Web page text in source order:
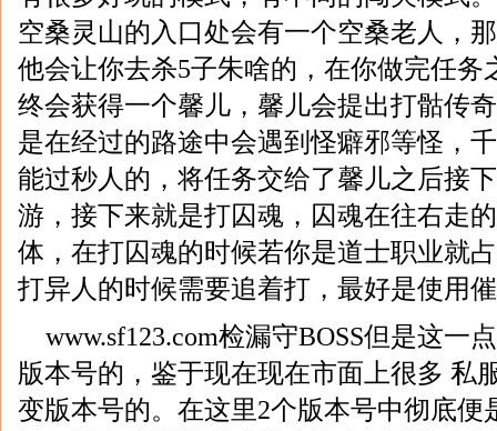
空桑灵山的入口处会有一个空桑老人，
他会让你去杀5子朱啥的，在你做完任务
终会获得一个馨儿，馨儿会提出打骷传
是在经过的路途中会遇到怪癖邪等怪，
能过秒人的，将任务交给了馨儿之后接
游，接下来就是打囚魂，囚魂在往右走
体，在打囚魂的时候若你是道士职业就
打异人的时候需要追着打，最好是使用
www.sf123.com检漏守BOSS但是这一
版本号的，鉴于现在现在市面上很多 私
变版本号的。在这里2个版本号中彻底便